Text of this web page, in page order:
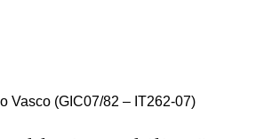
Vasco (GIC07/82 – IT262-07)